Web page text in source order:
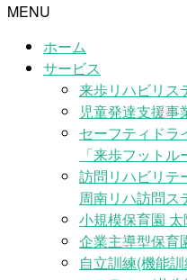
MENU
ホーム
サービス
来歩リハビリス
児童発達支援
セーフティド
「来歩フットル
訪問リハビリテ
周南リハ訪問ス
小規模保育園
企業主導型保育
自立訓練(機能